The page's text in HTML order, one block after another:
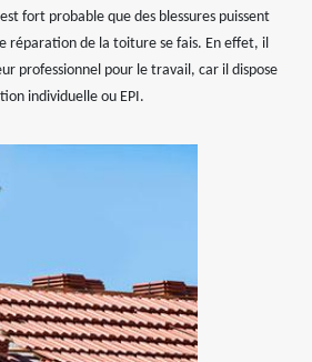
fort probable que des blessures puissent
réparation de la toiture se fais. En effet, il
professionnel pour le travail, car il dispose
individuelle ou EPI.